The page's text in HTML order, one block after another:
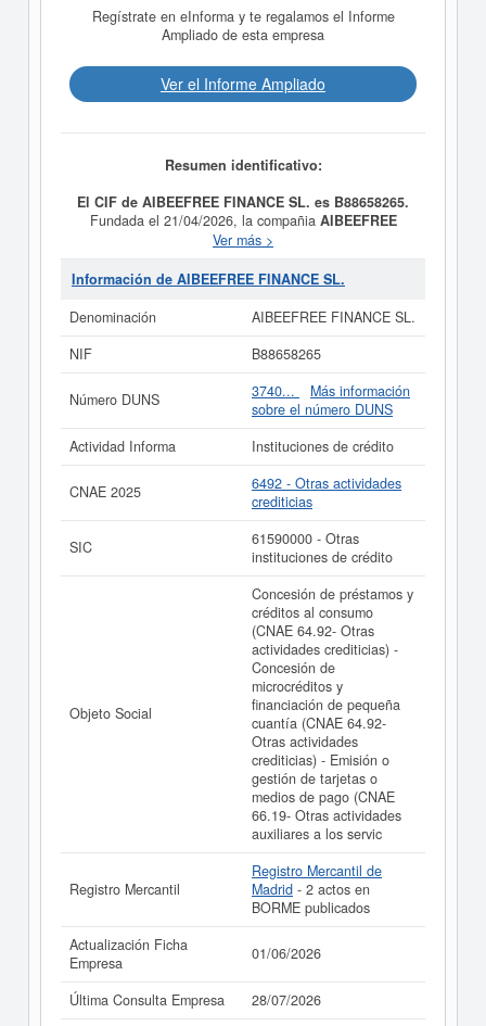
Regístrate en eInforma y te regalamos el Informe
Ampliado de esta empresa
Ver el Informe Ampliado
Resumen identificativo:
El CIF de AIBEEFREE FINANCE SL. es B88658265.
Fundada el 21/04/2026, la compañia AIBEEFREE
tiene como finalidad Concesión de
préstamos y créditos al consumo (CNAE 64.92- Otras
actividades crediticias) - Concesión de microcréditos y
actividades crediticias) - Emisión o gestión de tarjetas o
auxiliares a los servic. Su categoría CNAE es 6492 -
clasificación del Sistema Internacional de Clasificación
de empresas corresponde al número 61590000.
cuenta con un total de 1
consultas. Su última consulta se ha producido el
para esta empresa y otras similares en esta misma
página. El rango del capital social es mayor de 60.000
€. El BORME ha publicado 2 de esta empresa y esta
registrada en el Registro Mercantil de Madrid.
Si está interesado en conocer más datos de la empresa
AIBEEFREE FINANCE SL. puede acceder
inmediatamente a este Informe ampliadode
AIBEEFREE FINANCE SL.
La última actualización del informe de empresa se ha
realizado el 01/06/2026.
Ver más >
Información de AIBEEFREE FINANCE SL.
Denominación
AIBEEFREE FINANCE SL.
NIF
B88658265
Número DUNS 3740...
Más información
sobre el número DUNS
Actividad Informa
Instituciones de crédito
CNAE 2025
6492 - Otras actividades
crediticias
SIC
61590000 - Otras
instituciones de crédito
Objeto Social
Concesión de préstamos y
créditos al consumo
(CNAE 64.92- Otras
actividades crediticias) -
Concesión de
microcréditos y
financiación de pequeña
cuantía (CNAE 64.92-
Otras actividades
crediticias) - Emisión o
gestión de tarjetas o
medios de pago (CNAE
66.19- Otras actividades
auxiliares a los servic
Registro Mercantil
Registro Mercantil de
Madrid - 2 actos en
BORME publicados
Actualización Ficha
Empresa
01/06/2026
Última Consulta Empresa
28/07/2026